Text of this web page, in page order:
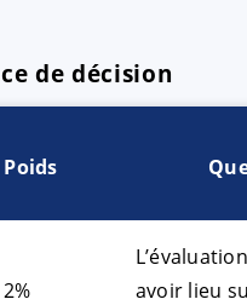
de décision
Poids
2%
avoir lieu